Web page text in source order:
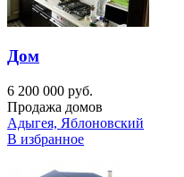
Дом
6 200 000 руб.
Продажа домов
Адыгея, Яблоновский
В избранное